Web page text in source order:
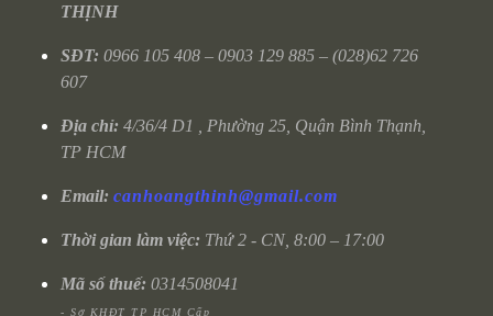
THỊNH
SĐT: 0966 105 408 – 0903 129 885 – (028)62 726
607
Địa chỉ: 4/36/4 D1 , Phường 25, Quận Bình Thạnh,
TP HCM
Email: canhoangthinh@gmail.com
Thời gian làm việc: Thứ 2 - CN, 8:00 – 17:00
Mã số thuế: 0314508041
- Sở KHĐT TP HCM Cấp